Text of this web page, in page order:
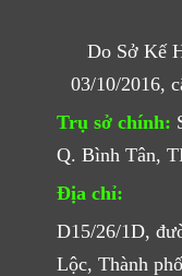
Do Sở Kế
03/10/2016,
Trụ sở chính:
Q. Bình Tân,
Địa chỉ:
D15/26/1D,
Lộc, Thành